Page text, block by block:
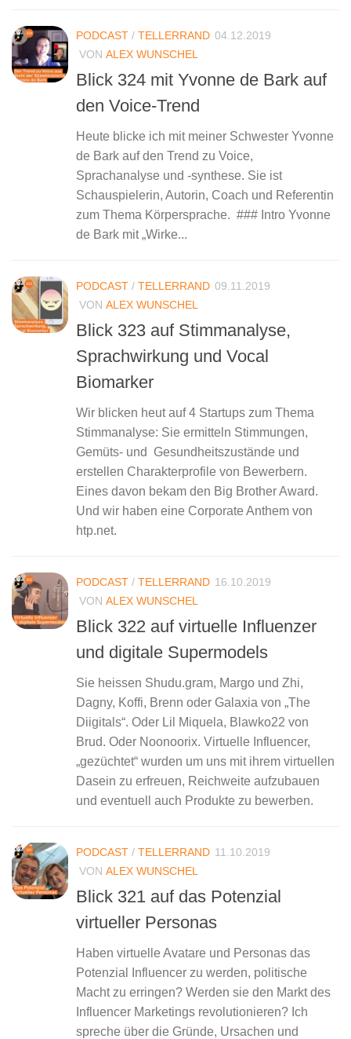
PODCAST / TELLERRAND 04.12.2019
VON ALEX WUNSCHEL
Blick 324 mit Yvonne de Bark auf
den Voice-Trend
Heute blicke ich mit meiner Schwester Yvonne
de Bark auf den Trend zu Voice,
Sprachanalyse und -synthese. Sie ist
Schauspielerin, Autorin, Coach und Referentin
zum Thema Körpersprache. ### Intro Yvonne
de Bark mit „Wirke...
PODCAST / TELLERRAND 09.11.2019
VON ALEX WUNSCHEL
Blick 323 auf Stimmanalyse,
Sprachwirkung und Vocal
Biomarker
Wir blicken heut auf 4 Startups zum Thema
Stimmanalyse: Sie ermitteln Stimmungen,
Gemüts- und Gesundheitszustände und
erstellen Charakterprofile von Bewerbern.
Eines davon bekam den Big Brother Award.
Und wir haben eine Corporate Anthem von
htp.net.
PODCAST / TELLERRAND 16.10.2019
VON ALEX WUNSCHEL
Blick 322 auf virtuelle Influenzer
und digitale Supermodels
Sie heissen Shudu.gram, Margo und Zhi,
Dagny, Koffi, Brenn oder Galaxia von „The
Diigitals“. Oder Lil Miquela, Blawko22 von
Brud. Oder Noonoorix. Virtuelle Influencer,
„gezüchtet“ wurden um uns mit ihrem virtuellen
Dasein zu erfreuen, Reichweite aufzubauen
und eventuell auch Produkte zu bewerben.
PODCAST / TELLERRAND 11.10.2019
VON ALEX WUNSCHEL
Blick 321 auf das Potenzial
virtueller Personas
Haben virtuelle Avatare und Personas das
Potenzial Influencer zu werden, politische
Macht zu erringen? Werden sie den Markt des
Influencer Marketings revolutionieren? Ich
spreche über die Gründe, Ursachen und